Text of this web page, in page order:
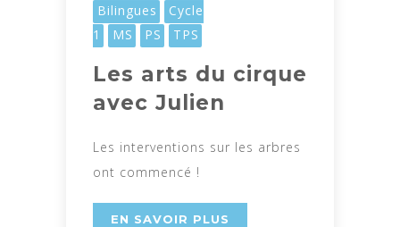
Bilingues
Cycle
1
MS PS TPS
Les arts du cirque
avec Julien
Les interventions sur les arbres
ont commencé !
EN SAVOIR PLUS